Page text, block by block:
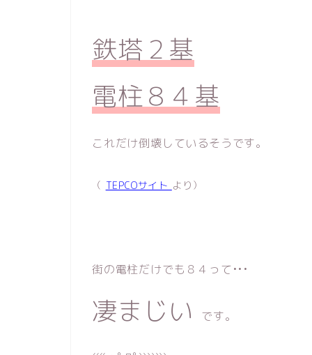
鉄塔２基
電柱８４基
これだけ倒壊しているそうです。
（ TEPCOサイト より）
街の電柱だけでも８４って•••
凄まじい です。